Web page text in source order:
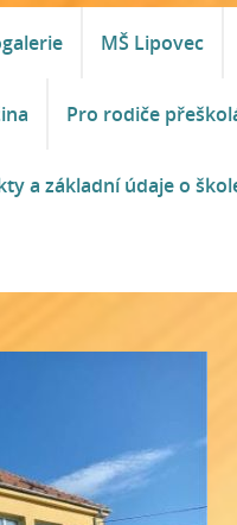
MŠ Lipovec
Pro rodiče
a základní údaje o